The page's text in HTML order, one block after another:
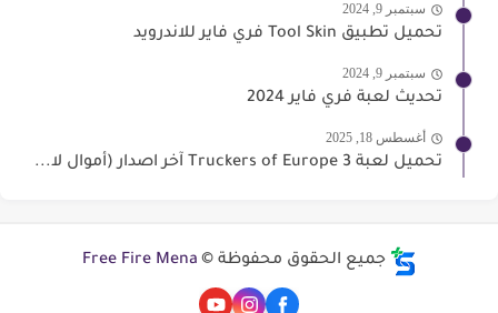
سبتمبر 9, 2024
تحميل تطبيق Tool Skin فري فاير للاندرويد
سبتمبر 9, 2024
تحديث لعبة فري فاير 2024
أغسطس 18, 2025
تحميل لعبة Truckers of Europe 3 آخر اصدار (أموال لا...
جميع الحقوق محفوظة © Free Fire Mena